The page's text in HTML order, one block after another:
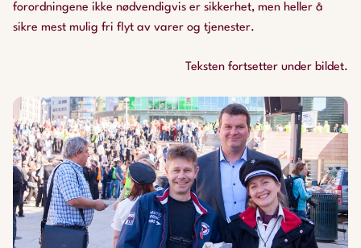
forordningene ikke nødvendigvis er sikkerhet, men heller å
sikre mest mulig fri flyt av varer og tjenester.
Teksten fortsetter under bildet.